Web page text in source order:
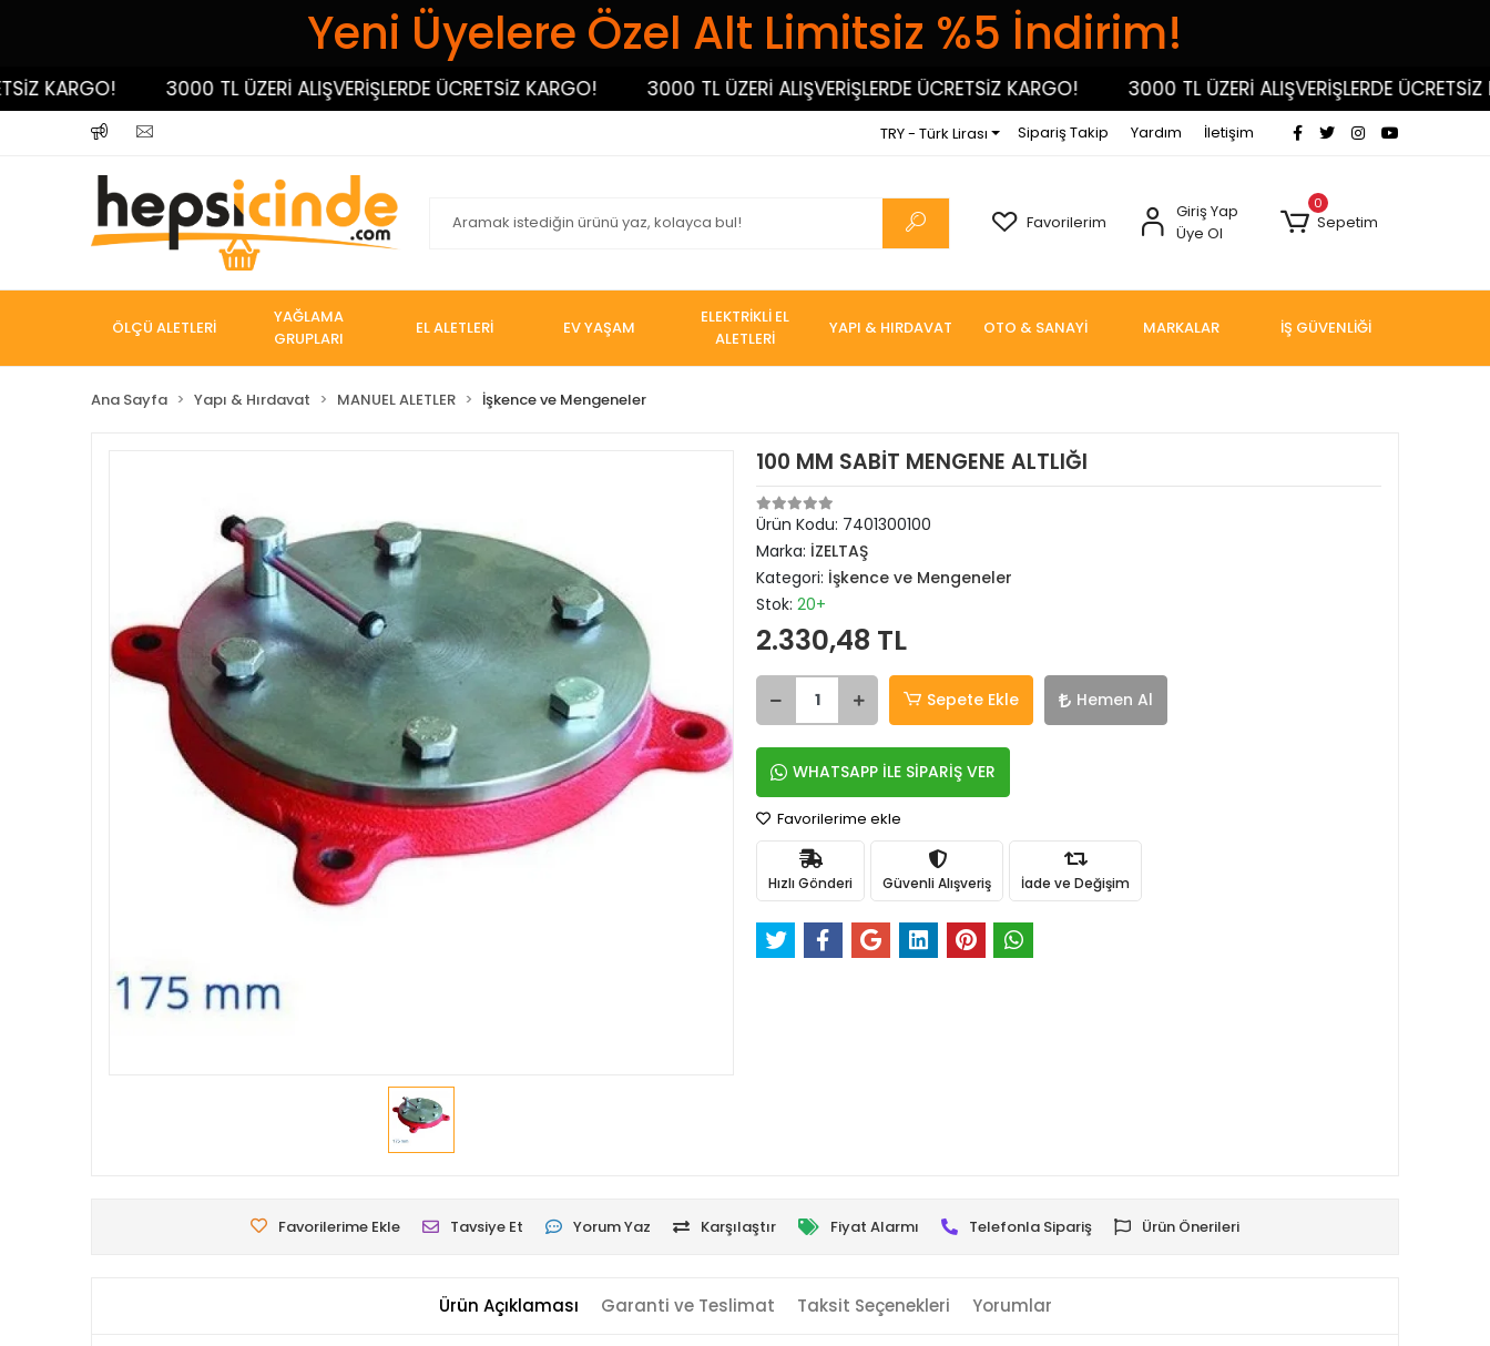
Yeni Üyelere Özel Alt Limitsiz %5 İndirim!
3000 TL ÜZERİ ALIŞVERİŞLERDE ÜCRETSİZ KARGO! 3000 TL ÜZERİ ALIŞVERİŞLERDE ÜCRETSİZ KARGO! 3000 TL ÜZERİ ALIŞVERİŞLERDE ÜCRETSİZ
TRY - Türk Lirası Sipariş Takip Yardım İletişim
Favorilerim
Giriş Yap
Üye Ol
0
Sepetim
ÖLÇÜ ALETLERİ
YAĞLAMA
GRUPLARI
EL ALETLERİ EV YAŞAM
ELEKTRİKLİ EL
ALETLERİ
YAPI & HIRDAVAT OTO & SANAYİ MARKALAR İŞ GÜVENLİĞİ
Ana Sayfa Yapı & Hırdavat MANUEL ALETLER İşkence ve Mengeneler
100 MM SABİT MENGENE ALTLIĞI
Ürün Kodu: 7401300100
Marka: İZELTAŞ
Kategori: İşkence ve Mengeneler
Stok: 20+
2.330,48 TL
Sepete Ekle Hemen Al
WHATSAPP İLE SİPARİŞ VER
Favorilerime ekle
Hızlı Gönderi Güvenli Alışveriş İade ve Değişim
Favorilerime Ekle Tavsiye Et Yorum Yaz Karşılaştır Fiyat Alarmı Telefonla Sipariş Ürün Önerileri
Ürün Açıklaması Garanti ve Teslimat Taksit Seçenekleri Yorumlar